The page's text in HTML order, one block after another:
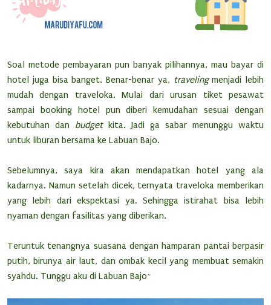
Soal metode pembayaran pun banyak pilihannya, mau bayar di
hotel juga bisa banget. Benar-benar ya, travelingmenjadi lebih
mudah dengan traveloka. Mulai dari urusan tiket pesawat
sampai booking hotel pun diberi kemudahan sesuai dengan
kebutuhan dan budgetkita. Jadi ga sabar menunggu waktu
untuk liburan bersama ke Labuan Bajo.
Sebelumnya, saya kira akan mendapatkan hotel yang ala
kadarnya. Namun setelah dicek, ternyata traveloka memberikan
yang lebih dari ekspektasi ya. Sehingga istirahat bisa lebih
nyaman dengan fasilitas yang diberikan.
Teruntuk tenangnya suasana dengan hamparan pantai berpasir
putih, birunya air laut, dan ombak kecil yang membuat semakin
syahdu. Tunggu aku di Labuan Bajo~